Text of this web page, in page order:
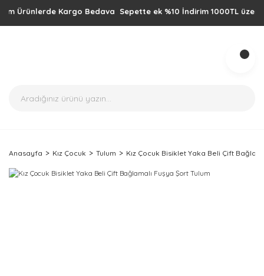
Ürünlerde Kargo Bedava Sepette ek %10 İndirim 1000TL üzeri
Anasayfa Kız Çocuk Tulum Kız Çocuk Bisiklet Yaka Beli Çift